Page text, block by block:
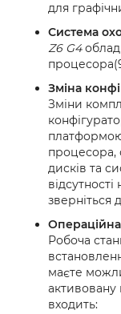
для
Система
Z6 G4
Зміна
Зміни
процесора,
дисків та
Робоча
маєте
активовану
входить: